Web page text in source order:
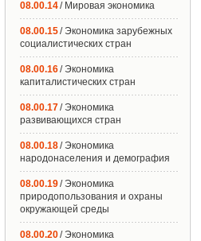
08.00.14/ Мировая экономика
08.00.15/ Экономика зарубежных
социалистических стран
08.00.16/ Экономика
капиталистических стран
08.00.17/ Экономика
развивающихся стран
08.00.18/ Экономика
народонаселения и демография
08.00.19/ Экономика
природопользования и охраны
окружающей среды
08.00.20/ Экономика